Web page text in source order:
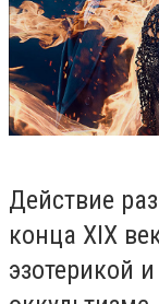
Действие
конца XIX
эзотерикой